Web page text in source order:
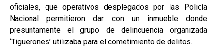
oficiales, que operativos desplegados por las Policía
Nacional permitieron dar con un inmueble donde
presuntamente el grupo de delincuencia organizada
‘Tiguerones’ utilizaba para el cometimiento de delitos.